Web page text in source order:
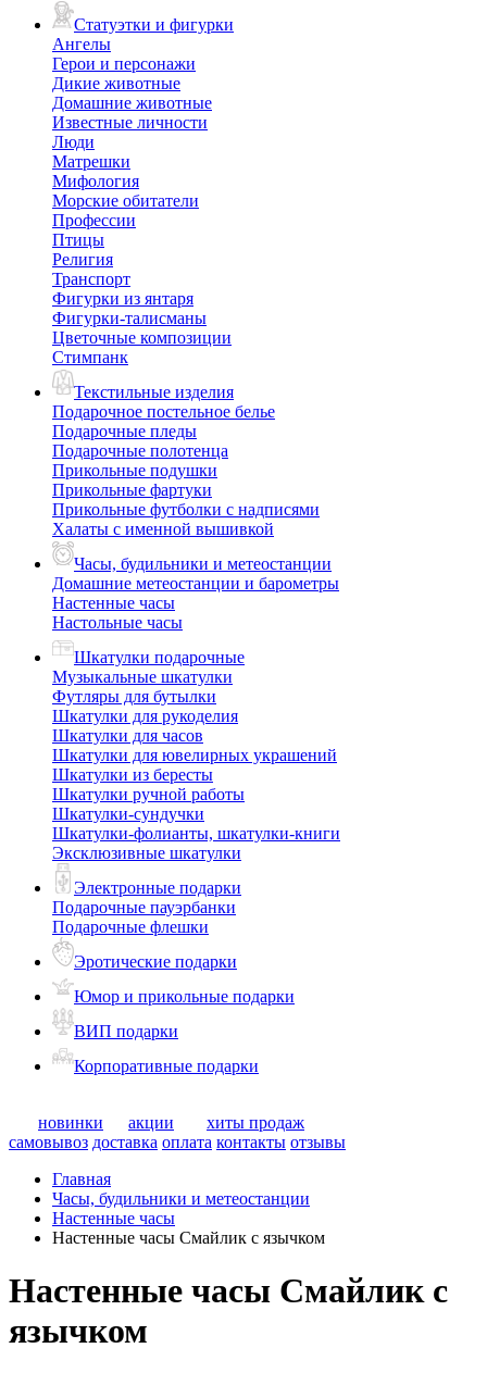
Статуэтки и фигурки
Ангелы
Герои и персонажи
Дикие животные
Домашние животные
Известные личности
Люди
Матрешки
Мифология
Морские обитатели
Профессии
Птицы
Религия
Транспорт
Фигурки из янтаря
Фигурки-талисманы
Цветочные композиции
Стимпанк
Текстильные изделия
Подарочное постельное белье
Подарочные пледы
Подарочные полотенца
Прикольные подушки
Прикольные фартуки
Прикольные футболки с надписями
Халаты с именной вышивкой
Часы, будильники и метеостанции
Домашние метеостанции и барометры
Настенные часы
Настольные часы
Шкатулки подарочные
Музыкальные шкатулки
Футляры для бутылки
Шкатулки для рукоделия
Шкатулки для часов
Шкатулки для ювелирных украшений
Шкатулки из бересты
Шкатулки ручной работы
Шкатулки-сундучки
Шкатулки-фолианты, шкатулки-книги
Эксклюзивные шкатулки
Электронные подарки
Подарочные пауэрбанки
Подарочные флешки
Эротические подарки
Юмор и прикольные подарки
ВИП подарки
Корпоративные подарки
новинки акции
хиты продаж
самовывоз доставка оплата контакты отзывы
Главная
Часы, будильники и метеостанции
Настенные часы
Настенные часы Смайлик с язычком
Настенные часы Смайлик с
язычком